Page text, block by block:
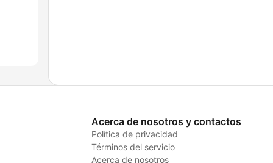
Acerca de nosotros y contactos
Política de privacidad
Términos del servicio
Acerca de nosotros